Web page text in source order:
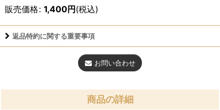
販売価格: 1,400円(税込)
返品特約に関する重要事項
お問い合わせ
商品の詳細